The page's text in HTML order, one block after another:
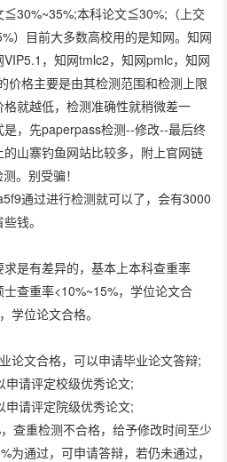
≦30%~35%;本科论文≦30%;（上交
）目前大多数高校用的是知网。知网
，知网tmlc2，知网pmlc，知网
价格主要是由其检测范围和检测上限
就越低，检测准确性就稍微差一
，先paperpass检测--修改--最后终
山寨钓鱼网站比较多，附上官网链
。别受骗！
通过进行检测就可以了，会有3000
钱。
是有差异的，基本上本科查重率
查重率<10%~15%，学位论文合
学位论文合格。
论文合格，可以申请毕业论文答辩;
申请评定校级优秀论文;
申请评定院级优秀论文;
查重检测不合格，给予修改时间至少
为通过，可申请答辩，若仍未通过，